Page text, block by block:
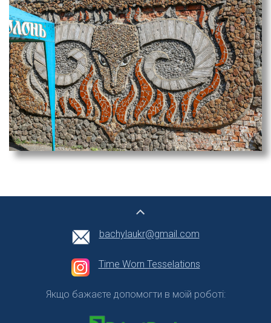
bachylaukr@gmail.com
Time Worn Tesselations
Якщо бажаєте допомогти в моїй роботі: